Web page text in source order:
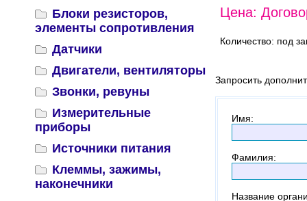
Блоки резисторов,
элементы сопротивления
Датчики
Двигатели, вентиляторы
Звонки, ревуны
Измерительные
приборы
Источники питания
Клеммы, зажимы,
наконечники
Цена:
Количество: под
Запросить
Имя:
Фамилия:
Название